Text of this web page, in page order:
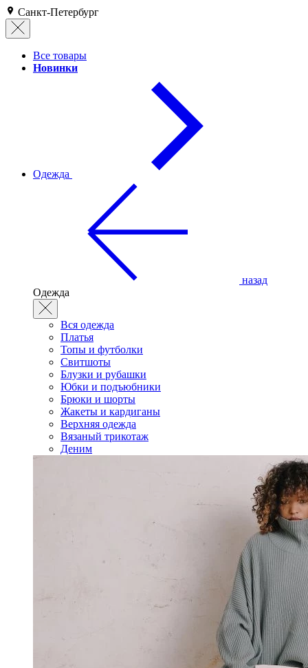
Санкт-Петербург
Все товары
Новинки
Одежда
назад
Одежда
Вся одежда
Платья
Топы и футболки
Свитшоты
Блузки и рубашки
Юбки и подъюбники
Брюки и шорты
Жакеты и кардиганы
Верхняя одежда
Вязаный трикотаж
Деним